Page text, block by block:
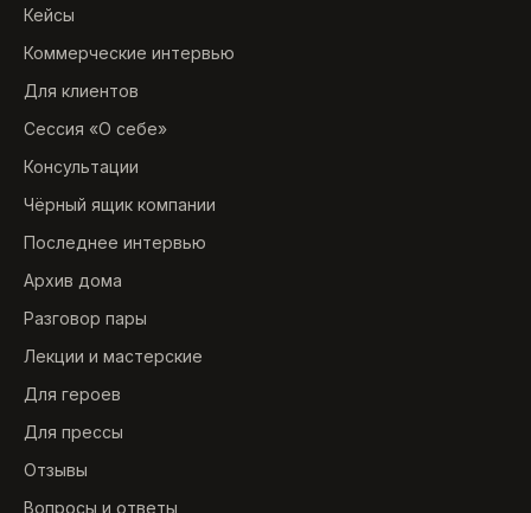
Кейсы
Коммерческие интервью
Для клиентов
Сессия «О себе»
Консультации
Чёрный ящик компании
Последнее интервью
Архив дома
Разговор пары
Лекции и мастерские
Для героев
Для прессы
Отзывы
Вопросы и ответы